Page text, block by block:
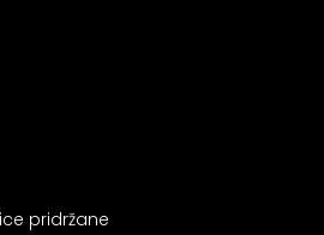
pridržane